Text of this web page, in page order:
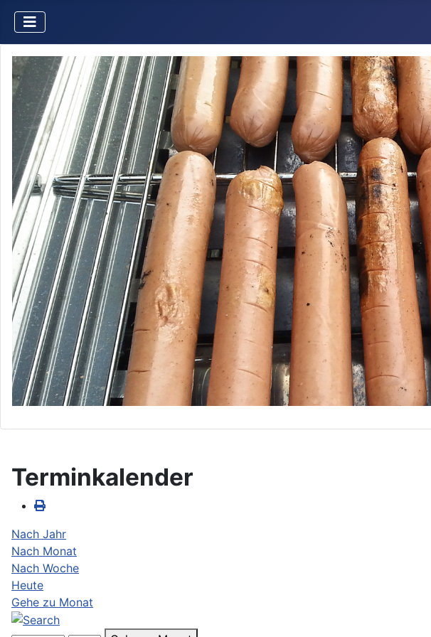
Terminkalender
Nach Jahr
Nach Monat
Nach Woche
Heute
Gehe zu Monat